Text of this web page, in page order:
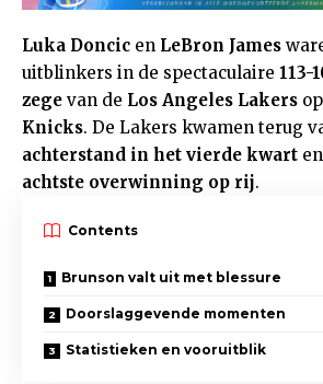
Luka Doncic en LeBron James
uitblinkers in de spectaculaire 113-
zege van de Los Angeles Lakers
Knicks. De Lakers kwamen terug
achterstand in het vierde kwart
achtste overwinning op rij.
Contents
Brunson valt uit met blessure
Doorslaggevende momenten
Statistieken en vooruitblik